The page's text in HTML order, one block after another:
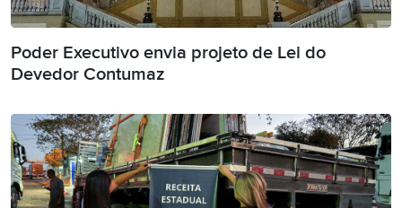
Poder Executivo envia projeto de Lei do
Devedor Contumaz